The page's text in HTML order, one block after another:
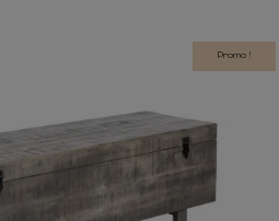
Promo !